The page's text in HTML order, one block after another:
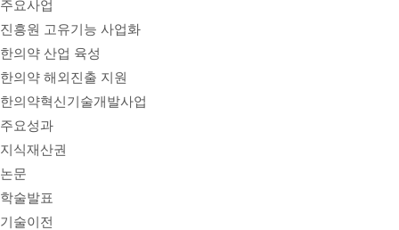
주요사업
진흥원 고유기능 사업화
한의약 산업 육성
한의약 해외진출 지원
한의약혁신기술개발사업
주요성과
지식재산권
논문
학술발표
기술이전